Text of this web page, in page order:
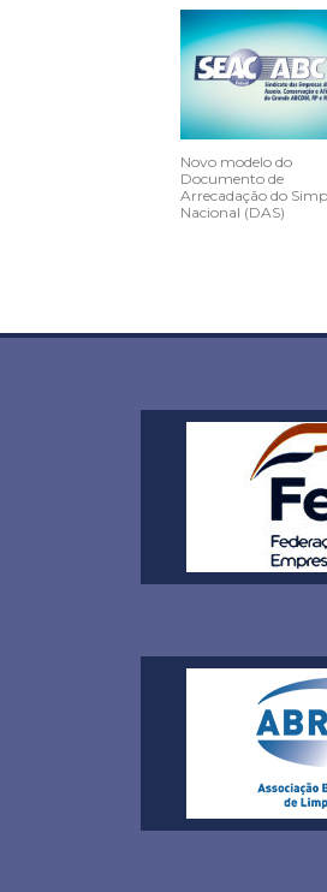
Novo modelo do
Documento de
Arrecadação do
Nacional (DAS)